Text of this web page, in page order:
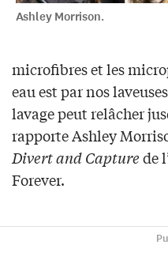
Ashley Morrison.
microfibres et les
eau est par nos
lavage peut relâcher
rapporte Ashley
Divert and Capturede
Forever.